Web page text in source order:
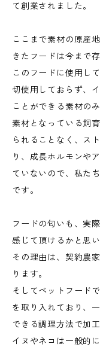
て創業されました。
ここまで素材の原産
きたフードは今まで
このフードに使用し
切使用しておらず、
ことができる素材の
素材となっている飼
られることなく、ス
り、成長ホルモンや
ていないので、私た
です。
フードの匂いも、実
感じて頂けるかと思い
その理由は、契約農
ります。
そしてペットフード
を取り入れており、
できる調理方法で加
イヌやネコは一般的